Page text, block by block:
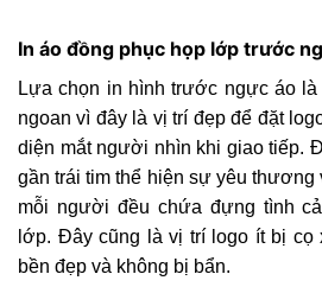
In áo đồng phục họp lớp trước
Lựa chọn in hình trước ngực áo
ngoan vì đây là vị trí đẹp để đặt
diện mắt người nhìn khi giao tiếp.
gần trái tim thể hiện sự yêu thương
mỗi người đều chứa đựng tình
lớp. Đây cũng là vị trí logo ít bị
bền đẹp và không bị bẩn.